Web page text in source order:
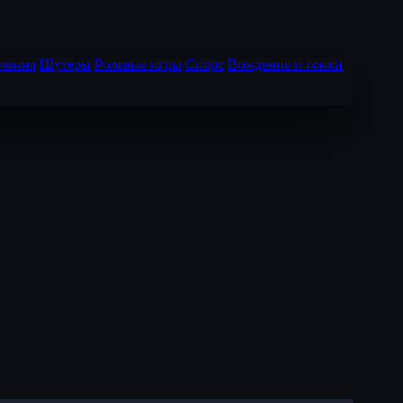
Шутеры Ролевые игры Спорт Вождение и гонки